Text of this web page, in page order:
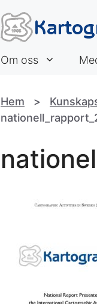
Om oss
Hem >